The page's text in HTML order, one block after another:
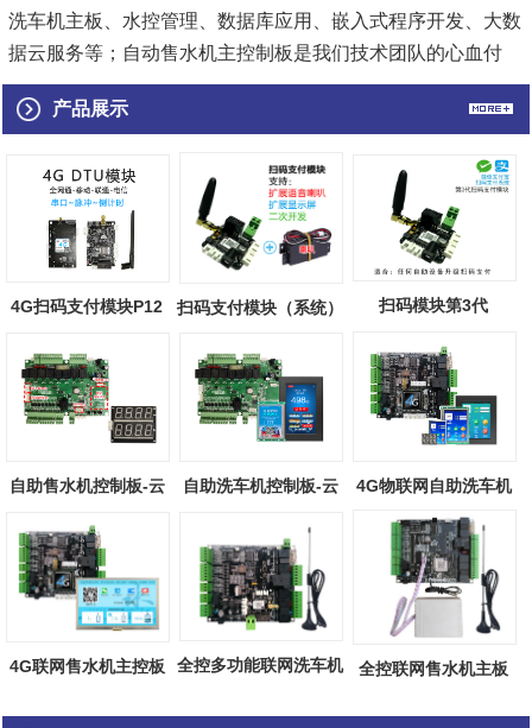
洗车机主板、水控管理、数据库应用、嵌入式程序开发、大数
据云服务等；自动售水机主控制板是我们技术团队的心血付
出，合理的电路结构、双重防护...[查看详情]
产品展示
4G扫码支付模块P12 扫码支付模块（系统） 扫码模块第3代
自助售水机控制板-云
端物联
自助洗车机控制板-云
4G物联网自助洗车机
主板（触摸屏...
4G联网售水机主控板
全控多功能联网洗车机
全控联网售水机主板